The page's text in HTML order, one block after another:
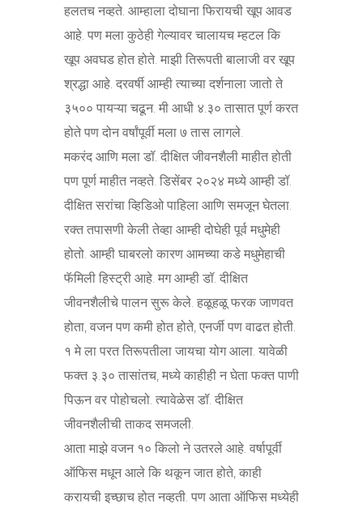
हलतच नव्हते. आम्हाला दोघाना फिरायची खूप आवड
आहे. पण मला कुठेही गेल्यावर चालायच म्हटल कि
खूप अवघड होत होते. माझी तिरूपती बालाजी वर खूप
श्रद्धा आहे. दरवर्षी आम्ही त्याच्या दर्शनाला जातो ते
३५०० पायऱ्या चढून. मी आधी ४.३० तासात पूर्ण करत
होते पण दोन वर्षांपूर्वी मला ७ तास लागले.
मकरंद आणि मला डॉ. दीक्षित जीवनशैली माहीत होती
पण पूर्ण माहीत नव्हते. डिसेंबर २०२४ मध्ये आम्ही डॉ.
दीक्षित सरांचा व्हिडिओ पाहिला आणि समजून घेतला.
रक्त तपासणी केली तेव्हा आम्ही दोघेही पूर्व मधुमेही
होतो. आम्ही घाबरलो कारण आमच्या कडे मधुमेहाची
फॅमिली हिस्ट्री आहे. मग आम्ही डॉ. दीक्षित
जीवनशैलीचे पालन सुरू केले. हळूहळू फरक जाणवत
होता, वजन पण कमी होत होते, एनर्जी पण वाढत होती.
१ मे ला परत तिरूपतीला जायचा योग आला. यावेळी
फक्त ३.३० तासांतच, मध्ये काहीही न घेता फक्त पाणी
पिऊन वर पोहोचलो. त्यावेळेस डॉ. दीक्षित
जीवनशैलीची ताकद समजली.
आता माझे वजन १० किलो ने उतरले आहे. वर्षापूर्वी
ऑफिस मधून आले कि थकून जात होते, काही
करायची इच्छाच होत नव्हती. पण आता ऑफिस मध्येही